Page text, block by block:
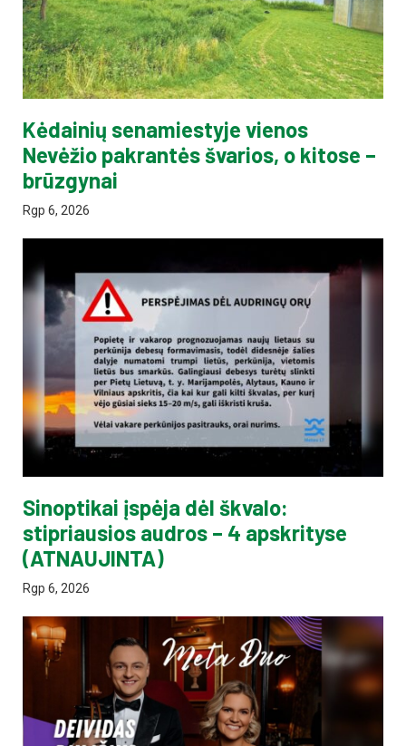
Kėdainių senamiestyje vienos
Nevėžio pakrantės švarios, o kitose –
brūzgynai
Rgp 6, 2026
Sinoptikai įspėja dėl škvalo:
stipriausios audros – 4 apskrityse
(ATNAUJINTA)
Rgp 6, 2026